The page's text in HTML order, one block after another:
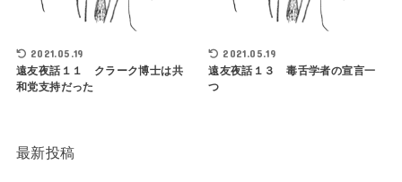
2021.05.19
遠友夜話１１ クラーク博士は共
和党支持だった
2021.05.19
遠友夜話１３ 毒舌学者の宣言一
つ
最新投稿